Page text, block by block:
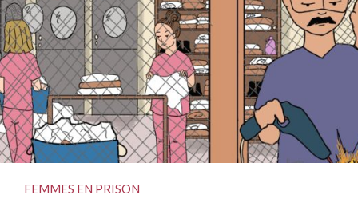
FEMMES EN PRISON